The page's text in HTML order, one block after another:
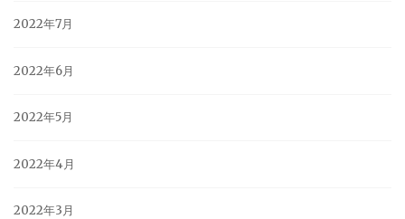
2022年7月
2022年6月
2022年5月
2022年4月
2022年3月